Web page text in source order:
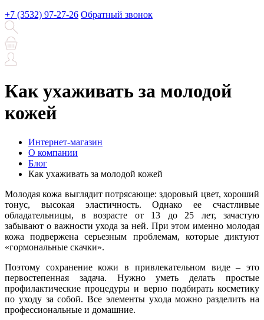
+7 (3532) 97-27-26 Обратный звонок
Как ухаживать за молодой
кожей
Интернет-магазин
О компании
Блог
Как ухаживать за молодой кожей
Молодая кожа выглядит потрясающе: здоровый цвет, хороший
тонус, высокая эластичность. Однако ее счастливые
обладательницы, в возрасте от 13 до 25 лет, зачастую
забывают о важности ухода за ней. При этом именно молодая
кожа подвержена серьезным проблемам, которые диктуют
«гормональные скачки».
Поэтому сохранение кожи в привлекательном виде – это
первостепенная задача. Нужно уметь делать простые
профилактические процедуры и верно подбирать косметику
по уходу за собой. Все элементы ухода можно разделить на
профессиональные и домашние.